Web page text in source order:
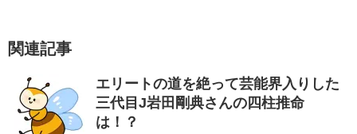
関連記事
エリートの道を絶って芸能界入りした
三代目J岩田剛典さんの四柱推命
は！？